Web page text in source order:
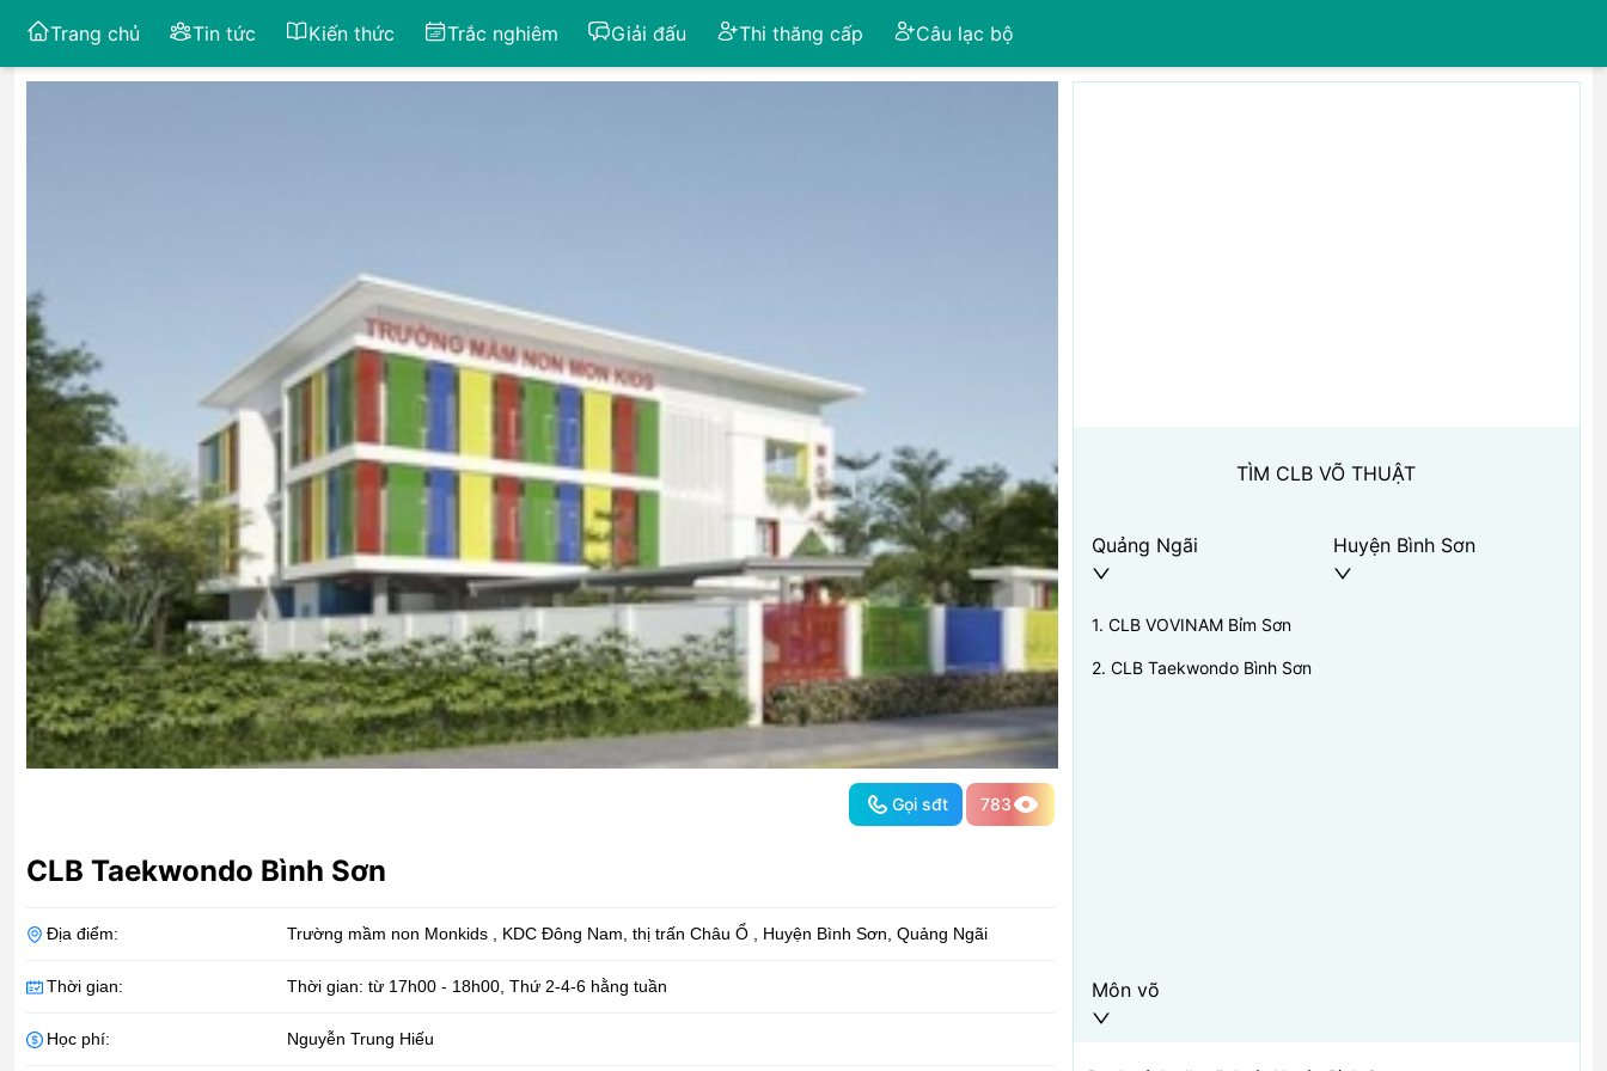
Trang chủ Tin tức Kiến thức Trắc nghiêm Giải đấu Thi thăng cấp Câu lạc bộ
Gọi sđt 783
CLB Taekwondo Bình Sơn
Địa điểm: Trường mầm non Monkids , KDC Đông Nam, thị trấn Châu Ổ Huyện Bình Sơn Quảng Ngãi
Thời gian: Thời gian: từ 17h00 - 18h00, Thứ 2-4-6 hằng tuần
Học phí: Nguyễn Trung Hiếu
TÌM CLB VÕ THUẬT
Quảng Ngãi Huyện Bình Sơn
1. CLB VOVINAM Bỉm Sơn
2. CLB Taekwondo Bình Sơn
Môn võ